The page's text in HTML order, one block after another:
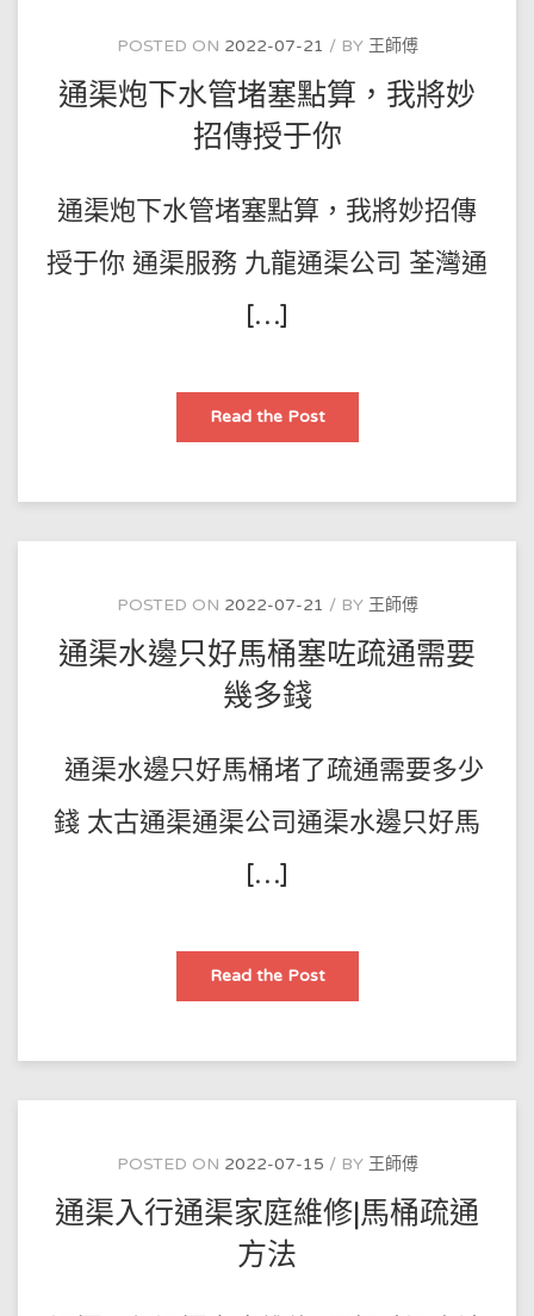
搞
定
所
堵
咗
咁
方
快！
馬
好
公
司！
POSTED ON 2022-07-21 BY 王師傅
通渠炮下水管堵塞點算，我將妙
招傳授于你
通渠炮下水管堵塞點算，我將妙招傳
授于你 通渠服務 九龍通渠公司 荃灣通
[…]
Read the Post通
炮
管
將
妙
傳
授
POSTED ON 2022-07-21 BY 王師傅
通渠水邊只好馬桶塞咗疏通需要
幾多錢
通渠水邊只好馬桶堵了疏通需要多少
錢 太古通渠通渠公司通渠水邊只好馬
[…]
Read the Post通
水
好
通
需
幾
多
POSTED ON 2022-07-15 BY 王師傅
通渠入行通渠家庭維修|馬桶疏通
方法